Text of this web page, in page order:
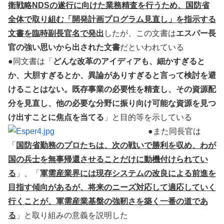
衛戦略NDSの遂行に向けた業務精査を行うため、国防省
全体で取り組む「開発計画プログラム見直し」を指示する
文書を臨時副長官名で発出 したが、この文書はエスパー長
官の強い思いから出された文書だといわれている
●同文書は「 どんな改革のアイディアも、細かすぎると
か、大胆すぎるとか、異論がありすぎると言って検討を避
けることはない。既存事業の必要性を精査し、その資源配
分を見直し、他の必要な分野に振り向け可能な資源を見つ
け出すことに焦点を当てる 」と目的等を示している
●また同長官は
「 国防省勤務のプロたちは、次の戦いで勝利を収め、わが
国の兵士を無事帰還させることだけに動機付けられてい
る 」、「 軍需産業界には現存システムの改良による前進を
目指す傾向があるが、将来のニーズ対応して適応していく
行くことが、軍需産業基盤の強靭さを築く一番の道であ
る 」と取り組みの意義を説明した